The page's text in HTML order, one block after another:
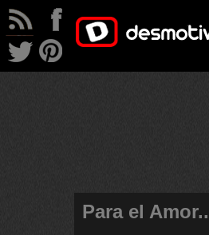
Para el